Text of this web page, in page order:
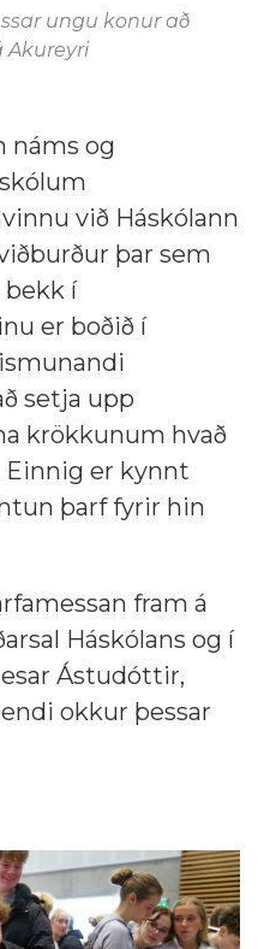
ungu konur að
Akureyri
náms og
við Háskólann
þar sem
bekk í
er boðið í
setja upp
krökkunum hvað
Einnig er kynnt
þarf fyrir hin
fram á
Háskólans og í
Ástudóttir,
okkur þessar